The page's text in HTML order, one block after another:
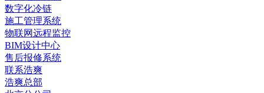
数字化冷链
施工管理系统
物联网远程监控
BIM设计中心
售后报修系统
联系浩爽
浩爽总部